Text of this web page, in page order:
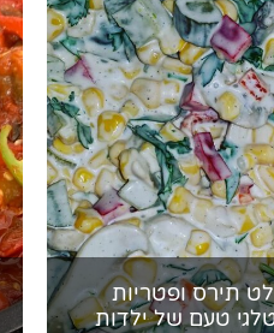
תירס ופטריות
טעם של ילדות